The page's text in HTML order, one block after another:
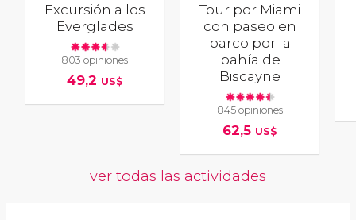
Excursión a los
Everglades
803 opiniones
49,2 US$
Tour por Miami
con paseo en
barco por la
bahía de
Biscayne
845 opiniones
62,5 US$
ver todas las actividades